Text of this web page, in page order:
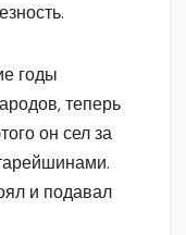
годы
теперь
он сел за
и подавал